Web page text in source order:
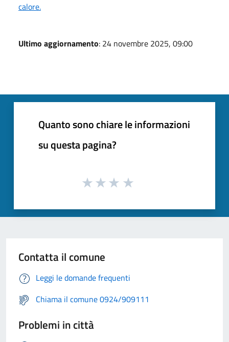
calore.
Ultimo aggiornamento: 24 novembre 2025, 09:00
Quanto sono chiare le informazioni
su questa pagina?
Contatta il comune
Leggi le domande frequenti
Chiama il comune 0924/909111
Problemi in città